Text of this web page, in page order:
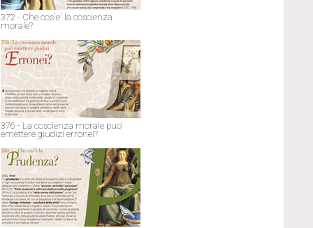
372 - Che cos'e' la coscienza
morale?
376 - La coscienza morale puo'
emettere giudizi erronei?